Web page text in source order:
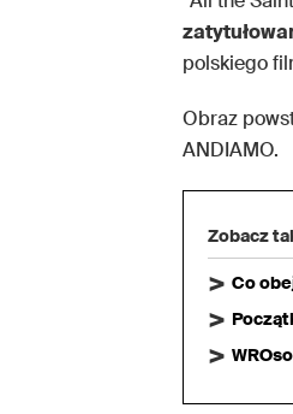
polskiego
Obraz
ANDIAMO.
Zobacz
Co